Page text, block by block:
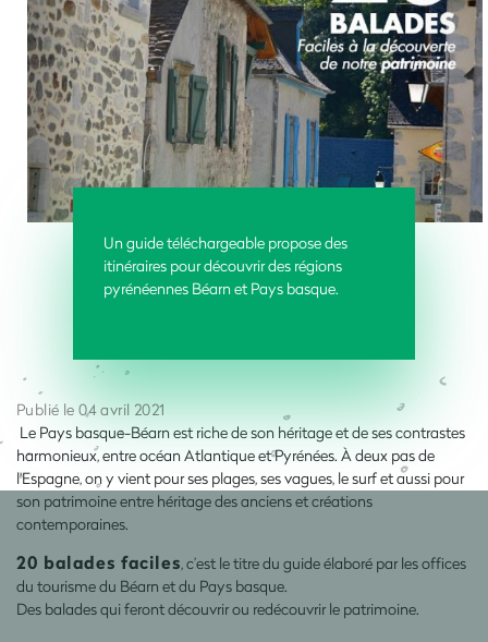
Un guide téléchargeable propose des
itinéraires pour découvrir des régions
pyrénéennes Béarn et Pays basque.
Publié le 04 avril 2021
Le Pays basque-Béarn est riche de son héritage et de ses contrastes
harmonieux, entre océan Atlantique et Pyrénées. À deux pas de
l'Espagne, on y vient pour ses plages, ses vagues, le surf et aussi pour
son patrimoine entre héritage des anciens et créations
contemporaines.
20 balades faciles, c’est le titre du guide élaboré par les offices
du tourisme du Béarn et du Pays basque.
Des balades qui feront découvrir ou redécouvrir le patrimoine.